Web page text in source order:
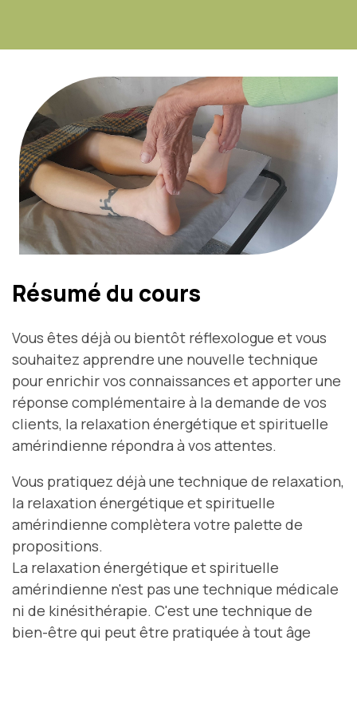
Résumé du cours
Vous êtes déjà ou bientôt réflexologue et vous
souhaitez apprendre une nouvelle technique
pour enrichir vos connaissances et apporter une
réponse complémentaire à la demande de vos
clients, la relaxation énergétique et spirituelle
amérindienne répondra à vos attentes.
Vous pratiquez déjà une technique de relaxation,
la relaxation énergétique et spirituelle
amérindienne complètera votre palette de
propositions.
La relaxation énergétique et spirituelle
amérindienne n'est pas une technique médicale
ni de kinésithérapie. C'est une technique de
bien-être qui peut être pratiquée à tout âge